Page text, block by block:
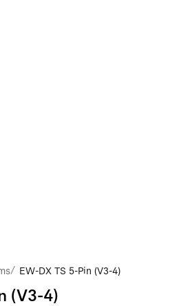
/ EW-DX TS 5-Pin (V3-4)
(V3-4)